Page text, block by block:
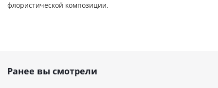
флористической композиции.
Ранее вы смотрели